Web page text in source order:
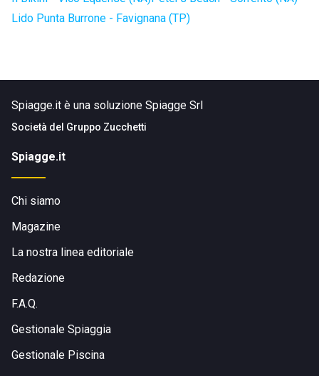
Lido Punta Burrone - Favignana (TP)
Spiagge.it è una soluzione Spiagge Srl
Società del Gruppo Zucchetti
Spiagge.it
Chi siamo
Magazine
La nostra linea editoriale
Redazione
F.A.Q.
Gestionale Spiaggia
Gestionale Piscina